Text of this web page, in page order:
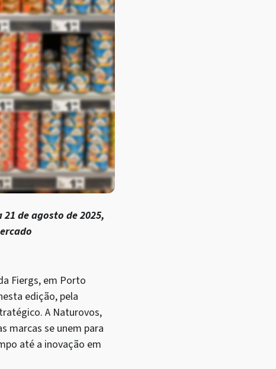
de agosto de 2025,
Fiergs, em Porto
edição, pela
A Naturovos,
marcas se unem para
até a inovação em